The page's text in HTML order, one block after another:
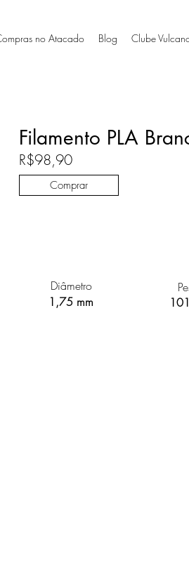
no Atacado Blog Clube
Filamento PLA
R$98,90
Comprar
Diâmetro
1,75 mm